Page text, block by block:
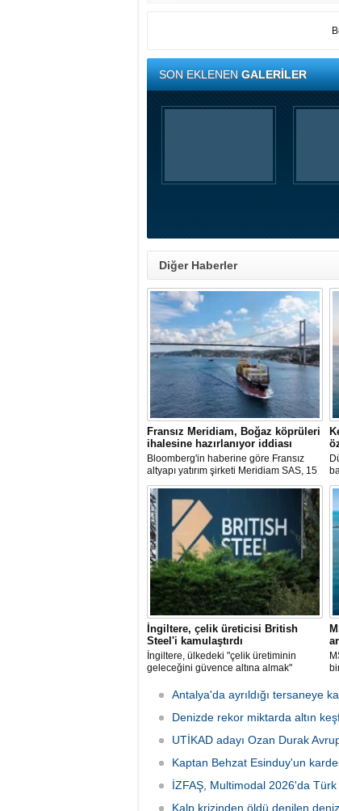
SON EKLENENGALERİLER
Diğer Haberler
Fransız Meridiam, Boğaz köprüleri
ihalesine hazırlanıyor iddiası
Bloomberg'in haberine göre Fransız
altyapı yatırım şirketi Meridiam SAS, 15
Temmuz Şehitler Köprüsü ile Fatih
Sultan Mehmet Köprüsü'nün
özelleştirilmesine yönelik ihaleyle
ilgileniyor.
İngiltere, çelik üreticisi British
Steel'i kamulaştırdı
İngiltere, ülkedeki "çelik üretiminin
geleceğini güvence altına almak"
bünyesindeki çelik üreticisi British
Steel'i kamulaştırdı.
Antalya'da ayrıldığı tersaneye
Denizde rekor miktarda altın
UTİKAD adayı Ozan Durak
Kaptan Behzat Esinduy'un
İZFAŞ, Multimodal 2026'da
Kalp krizinden öldü denilen